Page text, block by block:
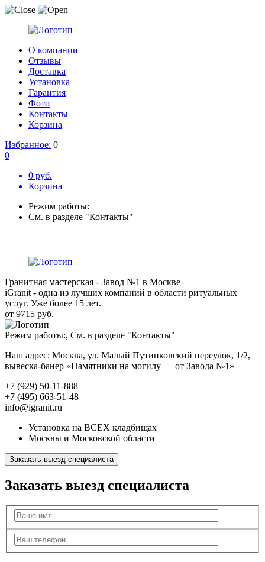
О компании
Отзывы
Доставка
Установка
Гарантия
Фото
Контакты
Корзина
Избранное: 0
0
0 руб.
Корзина
Режим работы:
См. в разделе "Контакты"
Гранитная мастерская - Завод №1 в Москве
iGranit - одна из лучших компаний в области ритуальных
услуг. Уже более 15 лет.
от 9715 руб.
Режим работы:, См. в разделе "Контакты"
Наш адрес: Москва, ул. Малый Путинковский переулок, 1/2,
вывеска-банер «Памятники на могилу — от Завода №1»
+7 (929) 50-11-888
+7 (495) 663-51-48
info@igranit.ru
Установка на ВСЕХ кладбищах
Москвы и Московской области
Заказать выезд специалиста
Заказать выезд специалиста